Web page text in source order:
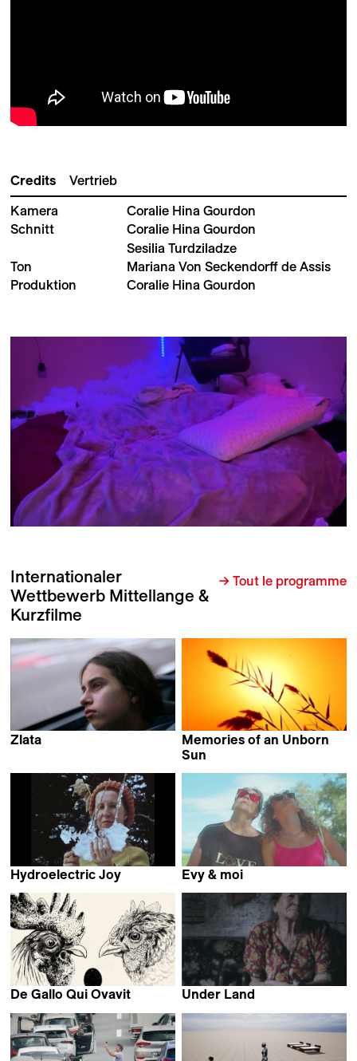
Credits Vertrieb
Kamera
Coralie Hina Gourdon
Schnitt
Coralie Hina Gourdon
Sesilia Turdziladze
Ton
Mariana Von Seckendorff de Assis
Produktion
Coralie Hina Gourdon
Internationaler
Wettbewerb Mittellange &
Kurzfilme
→ Tout le programme
Zlata
Memories of an Unborn
Sun
Hydroelectric Joy
Evy & moi
De Gallo Qui Ovavit
Under Land